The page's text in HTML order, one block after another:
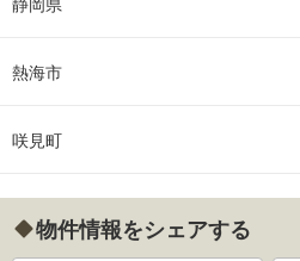
熱海市
咲見町
物件情報をシェアする